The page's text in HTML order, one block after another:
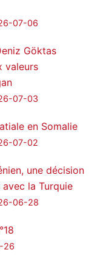
07-06
Göktas
valeurs
07-03
en Somalie
07-02
une décision
la Turquie
06-28
26